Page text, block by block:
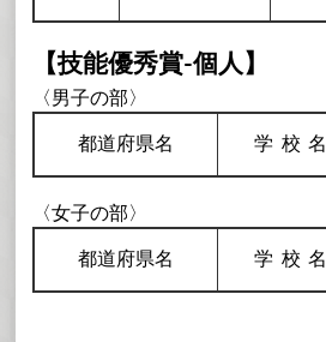
【技能優秀賞-個人】
〈男子の部〉
都道府県名 学校名
〈女子の部〉
都道府県名 学校名